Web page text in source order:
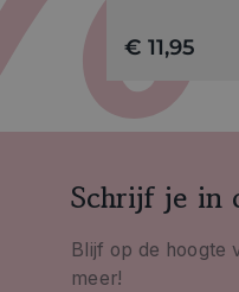
€ 11,95
Schrijf je in
Blijf op de hoogte
meer!